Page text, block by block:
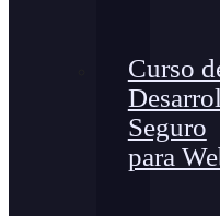
Curso
Seguro
para